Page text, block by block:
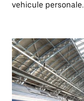
vehicule personale.